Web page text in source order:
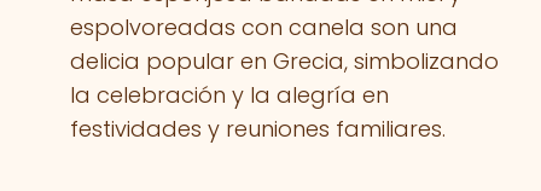
espolvoreadas con canela son una
delicia popular en Grecia, simbolizando
la celebración y la alegría en
festividades y reuniones familiares.